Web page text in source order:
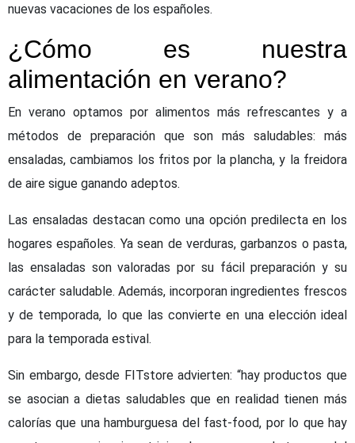
nuevas vacaciones de los españoles.
¿Cómo es nuestra
alimentación en verano?
En verano optamos por alimentos más refrescantes y a
métodos de preparación que son más saludables: más
ensaladas, cambiamos los fritos por la plancha, y la freidora
de aire sigue ganando adeptos.
Las ensaladas destacan como una opción predilecta en los
hogares españoles. Ya sean de verduras, garbanzos o pasta,
las ensaladas son valoradas por su fácil preparación y su
carácter saludable. Además, incorporan ingredientes frescos
y de temporada, lo que las convierte en una elección ideal
para la temporada estival.
Sin embargo, desde FITstore advierten: “hay productos que
se asocian a dietas saludables que en realidad tienen más
calorías que una hamburguesa del fast-food, por lo que hay